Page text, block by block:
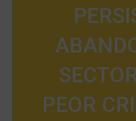
PEOR